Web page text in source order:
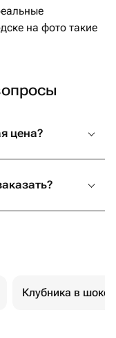
на фото такие
цена?
Клубника в